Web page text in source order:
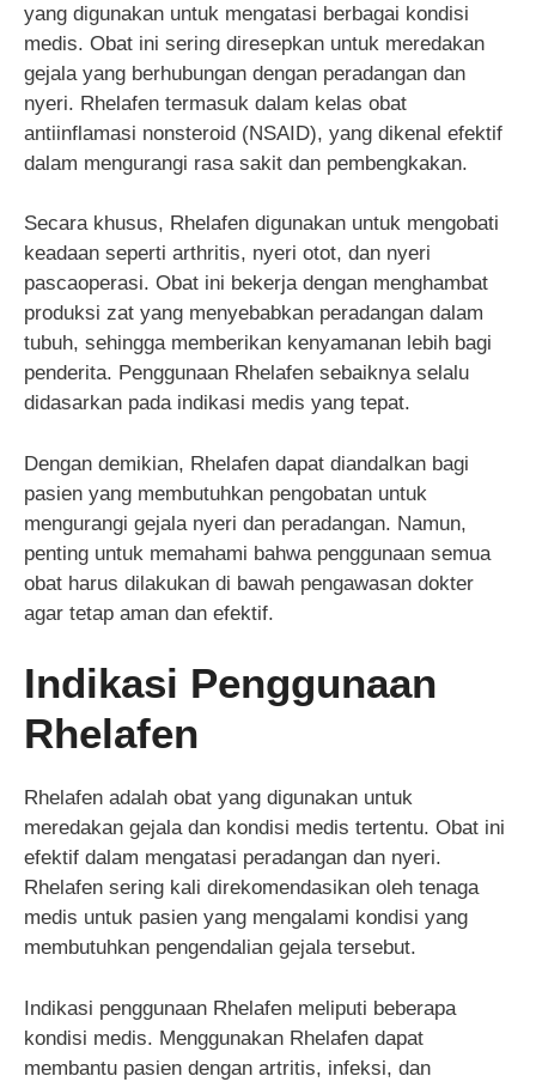
yang digunakan untuk mengatasi berbagai kondisi
medis. Obat ini sering diresepkan untuk meredakan
gejala yang berhubungan dengan peradangan dan
nyeri. Rhelafen termasuk dalam kelas obat
antiinflamasi nonsteroid (NSAID), yang dikenal efektif
dalam mengurangi rasa sakit dan pembengkakan.
Secara khusus, Rhelafen digunakan untuk mengobati
keadaan seperti arthritis, nyeri otot, dan nyeri
pascaoperasi. Obat ini bekerja dengan menghambat
produksi zat yang menyebabkan peradangan dalam
tubuh, sehingga memberikan kenyamanan lebih bagi
penderita. Penggunaan Rhelafen sebaiknya selalu
didasarkan pada indikasi medis yang tepat.
Dengan demikian, Rhelafen dapat diandalkan bagi
pasien yang membutuhkan pengobatan untuk
mengurangi gejala nyeri dan peradangan. Namun,
penting untuk memahami bahwa penggunaan semua
obat harus dilakukan di bawah pengawasan dokter
agar tetap aman dan efektif.
Indikasi Penggunaan
Rhelafen
Rhelafen adalah obat yang digunakan untuk
meredakan gejala dan kondisi medis tertentu. Obat ini
efektif dalam mengatasi peradangan dan nyeri.
Rhelafen sering kali direkomendasikan oleh tenaga
medis untuk pasien yang mengalami kondisi yang
membutuhkan pengendalian gejala tersebut.
Indikasi penggunaan Rhelafen meliputi beberapa
kondisi medis. Menggunakan Rhelafen dapat
membantu pasien dengan artritis, infeksi, dan